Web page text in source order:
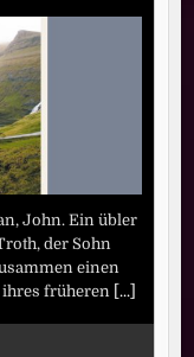
John. Ein übler
der Sohn
einen
ihres früheren [...]